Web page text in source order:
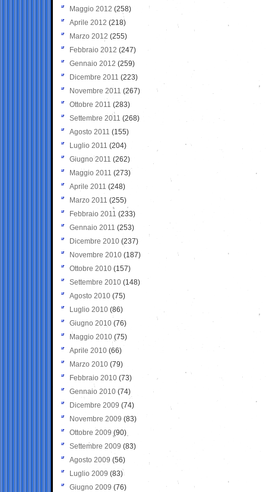
Maggio 2012 (258)
Aprile 2012 (218)
Marzo 2012 (255)
Febbraio 2012 (247)
Gennaio 2012 (259)
Dicembre 2011 (223)
Novembre 2011 (267)
Ottobre 2011 (283)
Settembre 2011 (268)
Agosto 2011 (155)
Luglio 2011 (204)
Giugno 2011 (262)
Maggio 2011 (273)
Aprile 2011 (248)
Marzo 2011 (255)
Febbraio 2011 (233)
Gennaio 2011 (253)
Dicembre 2010 (237)
Novembre 2010 (187)
Ottobre 2010 (157)
Settembre 2010 (148)
Agosto 2010 (75)
Luglio 2010 (86)
Giugno 2010 (76)
Maggio 2010 (75)
Aprile 2010 (66)
Marzo 2010 (79)
Febbraio 2010 (73)
Gennaio 2010 (74)
Dicembre 2009 (74)
Novembre 2009 (83)
Ottobre 2009 (90)
Settembre 2009 (83)
Agosto 2009 (56)
Luglio 2009 (83)
Giugno 2009 (76)